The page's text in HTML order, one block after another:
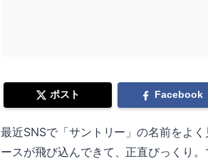
ポスト Facebook
最近SNSで「サントリー」の名前をよ
ースが飛び込んできて、正直びっくり